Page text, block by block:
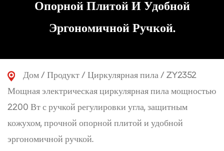
Опорной Плитой И Удобной
Эргономичной Ручкой.
Дом / Продукт / Циркулярная пила / ZY2352
Мощная электрическая циркулярная пила мощностью
2200 Вт с ручкой регулировки угла, защитным
кожухом, прочной опорной плитой и удобной
эргономичной ручкой.